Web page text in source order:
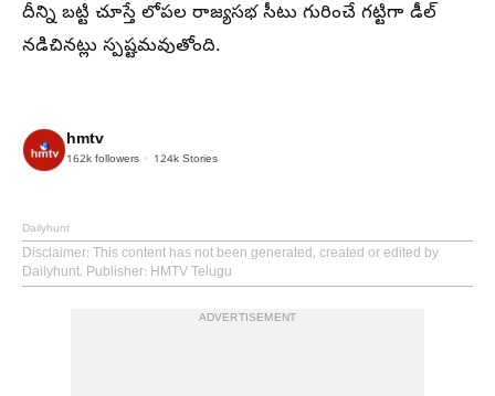
దీన్ని బట్టి చూస్తే లోపల రాజ్యసభ సీటు గురించే గట్టిగా డీల్
నడిచినట్లు స్పష్టమవుతోంది.
hmtv
162k followers 124k Stories
Dailyhunt
Disclaimer: This content has not been generated, created or edited by
Dailyhunt. Publisher: HMTV Telugu
ADVERTISEMENT